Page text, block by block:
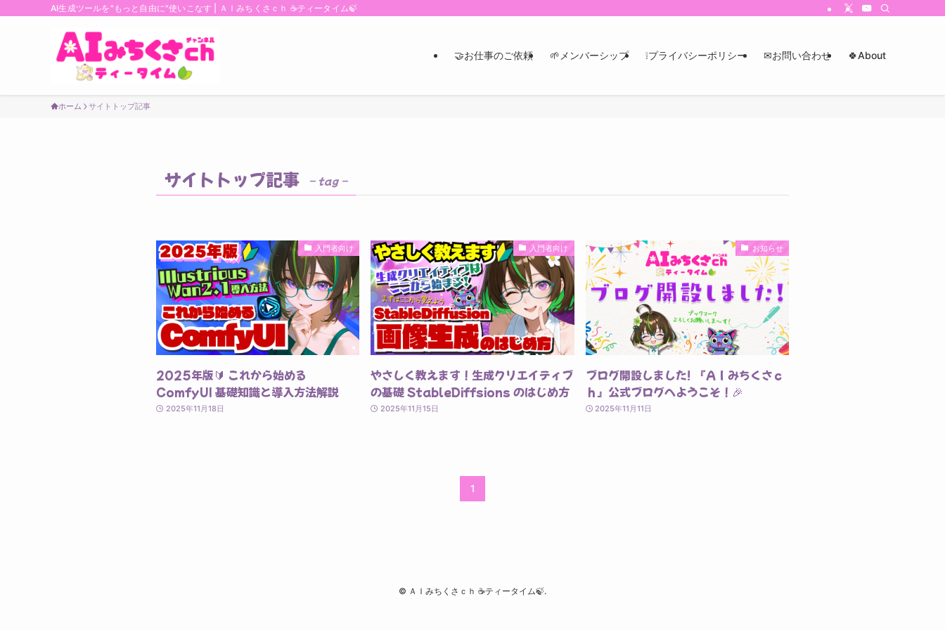
AI生成ツールを"もっと自由に"使いこなす | ＡＩみちくさｃｈ ☕ティータイム🍃
🤝お仕事のご依頼 🌱メンバーシップ ❕プライバシーポリシー ✉お問い合わせ 🍀About
ホーム サイトトップ記事
サイトトップ記事 – tag –
入門者向け
2025年版🔰 これから始める
ComfyUI 基礎知識と導入方法解説
2025年11月18日
入門者向け
やさしく教えます！生成クリエイティブ
の基礎 StableDiffsions のはじめ方
2025年11月15日
お知らせ
ブログ開設しました! 『ＡＩみちくさｃ
ｈ』公式ブログへようこそ！🎉
2025年11月11日
1
© ＡＩみちくさｃｈ ☕ティータイム🍃.